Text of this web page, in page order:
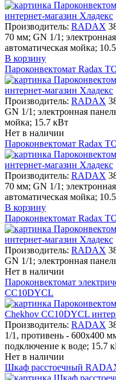
Производитель: RADAX
70 мм; GN 1/1;
автоматическая мойка;
В корзину
Пароконвектомат Radax
Производитель: RADAX
GN 1/1; электронная
мойка; 15.7 кВт
Нет в наличии
Пароконвектомат Radax
Производитель: RADAX
70 мм; GN 1/1;
автоматическая мойка;
В корзину
Пароконвектомат Radax
Производитель: RADAX
GN 1/1; электронная
Нет в наличии
Пароконвектомат
CC10DYCL
Производитель: RADAX
1/1, противень - 600х400
подключение к воде; 15.7
Нет в наличии
Шкаф расстоечный